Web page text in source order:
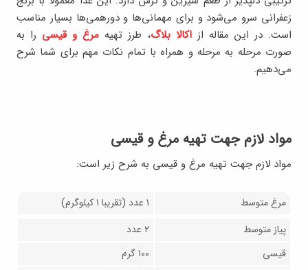
زعفرانی سرو می‌شود و برای مهمانی‌ها و دورهمی‌ها بسیار مناسب
است. در این مقاله ازاکالا بلاگ، طرز تهیه مرغ و قیسی را به
صورت مرحله به مرحله و همراه با تمام نکات مهم برای شما شرح
می‌دهیم.
مواد لازم جهت‌ تهیه مرغ و قیسی
مواد لازم جهت‌ تهیه مرغ و قیسی به شرح زیر است:
مرغ متوسط
۱ عدد (تقریبا ۱ کیلوگرم)
پیاز متوسط
۲ عدد
قیسی
۱۰۰ گرم